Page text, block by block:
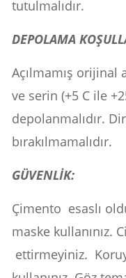
tutulmalıdır.
DEPOLAMA
Açılmamış orijinal
ve serin (+5 C ile
depolanmalıdır.
bırakılmamalıdır.
GÜVENLİK:
Çimento esaslı
maske kullanınız.
ettirmeyiniz.